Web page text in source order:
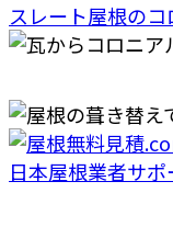
スレート屋根の
日本屋根業者サポ